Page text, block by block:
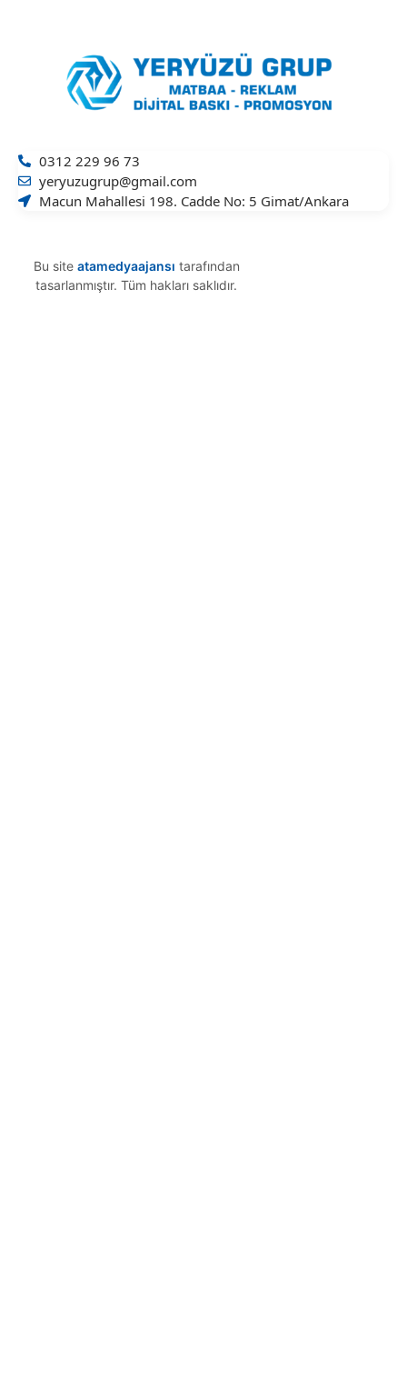
0312 229 96 73
yeryuzugrup@gmail.com
Macun Mahallesi 198. Cadde No: 5 Gimat/Ankara
Bu site atamedyaajansı tarafından
tasarlanmıştır. Tüm hakları saklıdır.